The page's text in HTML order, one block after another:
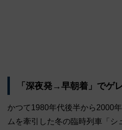
「深夜発→早朝着」でゲ
かつて1980年代後半から2000
ムを牽引した冬の臨時列車「シ